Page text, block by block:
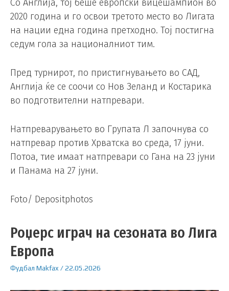
Со Англија, тој беше европски вицешампион во
2020 година и го освои третото место во Лигата
на нации една година претходно. Тој постигна
седум гола за националниот тим.
Пред турнирот, по пристигнувањето во САД,
Англија ќе се соочи со Нов Зеланд и Костарика
во подготвителни натпревари.
Натпреварувањето во Групата Л започнува со
натпревар против Хрватска во среда, 17 јуни.
Потоа, тие имаат натпревари со Гана на 23 јуни
и Панама на 27 јуни.
Foto/ Depositphotos
Роџерс играч на сезоната во Лига
Европа
Фудбал Makfax /22.05.2026